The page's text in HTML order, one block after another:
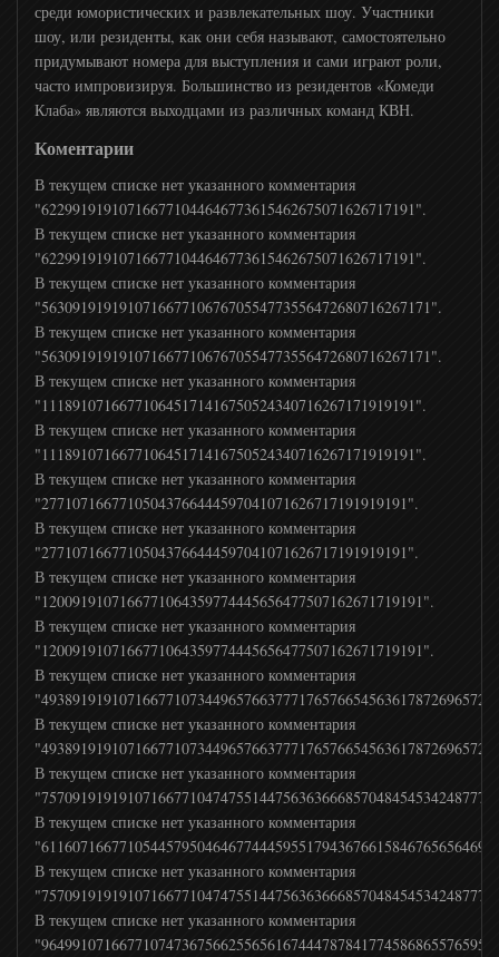
History Channel
Оружие
Моя планета
Культура
Первый Вегетарианский
Дикая Охота HD
Приключения HD
Дикий
Доктор
Моя Стихия
Бобёр
Кухня ТВ
Охота и рыбалка
среди юмористических и развлекательных шоу. Участники
шоу, или резиденты, как они себя называют, самостоятельно
придумывают номера для выступления и сами играют роли,
часто импровизируя. Большинство из резидентов «Комеди
Клаба» являются выходцами из различных команд КВН.
Коментарии
В текущем списке нет указанного комментария
"622991919107166771044646773615462675071626717191".
В текущем списке нет указанного комментария
"622991919107166771044646773615462675071626717191".
В текущем списке нет указанного комментария
"56309191919107166771067670554773556472680716267171".
В текущем списке нет указанного комментария
"56309191919107166771067670554773556472680716267171".
В текущем списке нет указанного комментария
"111891071667710645171416750524340716267171919191".
В текущем списке нет указанного комментария
"111891071667710645171416750524340716267171919191".
В текущем списке нет указанного комментария
"27710716677105043766444597041071626717191919191".
В текущем списке нет указанного комментария
"27710716677105043766444597041071626717191919191".
В текущем списке нет указанного комментария
"1200919107166771064359774445656477507162671719191".
В текущем списке нет указанного комментария
"1200919107166771064359774445656477507162671719191".
В текущем списке нет указанного комментария
В текущем списке нет указанного комментария
В текущем списке нет указанного комментария
В текущем списке нет указанного комментария
В текущем списке нет указанного комментария
В текущем списке нет указанного комментария